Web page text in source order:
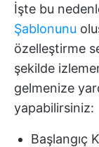
İşte bu
Şablonunu
özelleştirme
şekilde
gelmenize
yapabilirsiniz:
Başlangıç